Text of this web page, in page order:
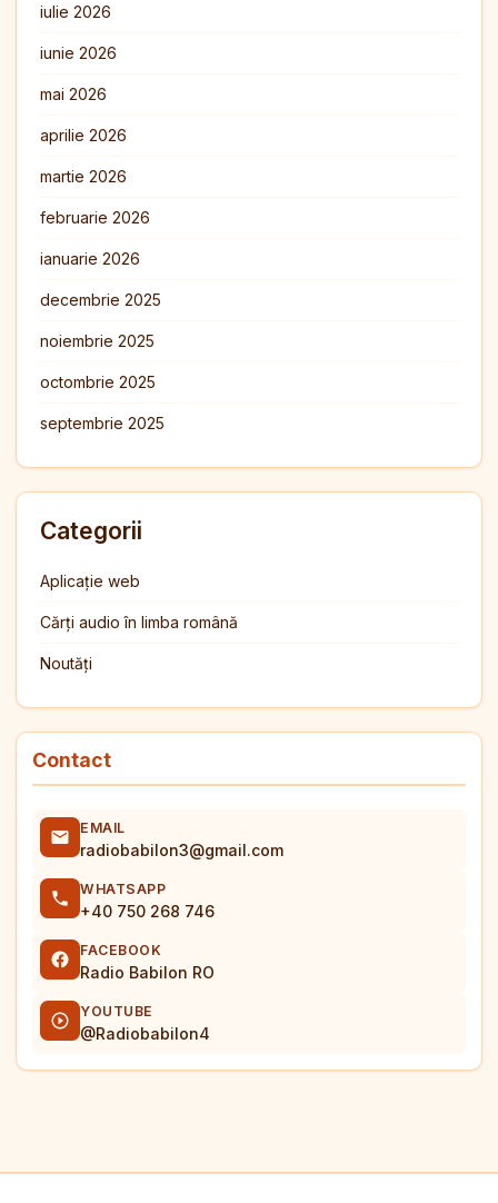
iulie 2026
iunie 2026
mai 2026
aprilie 2026
martie 2026
februarie 2026
ianuarie 2026
decembrie 2025
noiembrie 2025
octombrie 2025
septembrie 2025
Categorii
Aplicație web
Cărți audio în limba română
Noutăți
Contact
EMAIL
radiobabilon3@gmail.com
WHATSAPP
+40 750 268 746
FACEBOOK
Radio Babilon RO
YOUTUBE
@Radiobabilon4